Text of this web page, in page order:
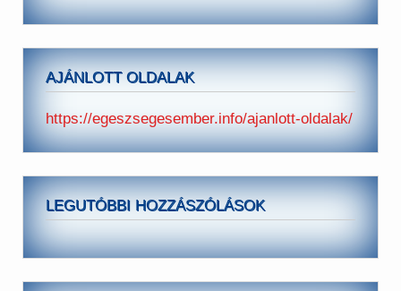
AJÁNLOTT OLDALAK
https://egeszsegesember.info/ajanlott-oldalak/
LEGUTÓBBI HOZZÁSZÓLÁSOK